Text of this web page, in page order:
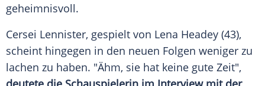
geheimnisvoll.
Cersei Lennister, gespielt von Lena Headey (43),
scheint hingegen in den neuen Folgen weniger zu
lachen zu haben. "Ähm, sie hat keine gute Zeit",